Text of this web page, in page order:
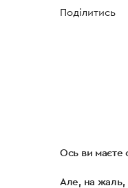
Поділитись
Ось ви маєте
Але, на жаль,